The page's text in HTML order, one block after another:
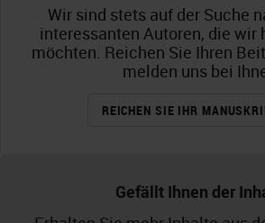
Wir sind stets auf der Suche
interessanten Autoren, die wir
möchten. Reichen Sie Ihren
melden uns bei
REICHEN SIE IHR
Gefällt Ihnen der